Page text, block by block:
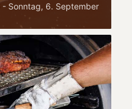
- Sonntag, 6. September